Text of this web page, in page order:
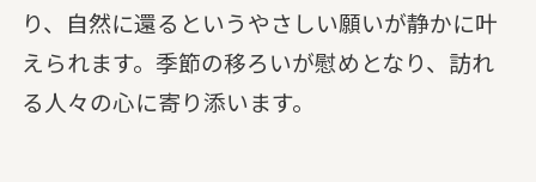
り、自然に還るというやさしい願いが静かに叶
えられます。季節の移ろいが慰めとなり、訪れ
る人々の心に寄り添います。